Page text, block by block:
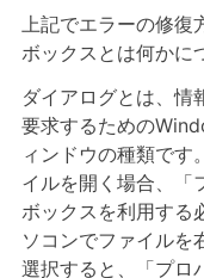
上記でエラーの修
ボックスとは何かに
ダイアログとは、情
要求するための
ィンドウの種類です
イルを開く場合、「
ボックスを利用する
ソコンでファイルを
選択すると、「プロ